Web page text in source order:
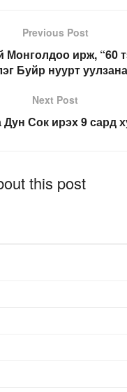
Previous Post
Монголдоо ирж, “60
Буйр нуурт уулзана
Next Post
Дун Сок ирэх 9 сард
this post